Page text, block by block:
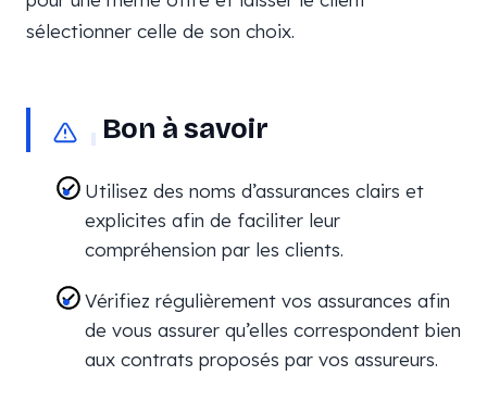
sélectionner celle de son choix.
Bon à savoir
Utilisez des noms d’assurances clairs et
explicites afin de faciliter leur
compréhension par les clients.
Vérifiez régulièrement vos assurances afin
de vous assurer qu’elles correspondent bien
aux contrats proposés par vos assureurs.